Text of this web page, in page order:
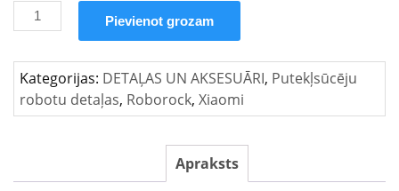
Oriģinālais
Roborock
MaxV
Ultra
piederumu
Pievienot grozam
Kategorijas: DETAĻAS UN AKSESUĀRI, Putekļsūcēju
robotu detaļas, Roborock, Xiaomi
Apraksts